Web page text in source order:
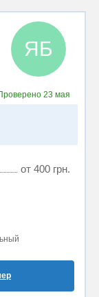
ЯБ
23 мая
от 400 грн.